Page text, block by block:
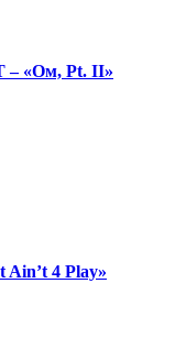
– «Ом, Pt. II»
4 Play»